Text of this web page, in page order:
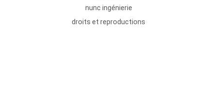
nunc ingénierie
droits et reproductions